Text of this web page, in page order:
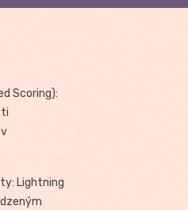
Scoring):
Lightning